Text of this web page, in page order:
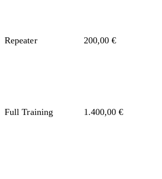
Repeater 200,00€
Full Training 1.400,00€